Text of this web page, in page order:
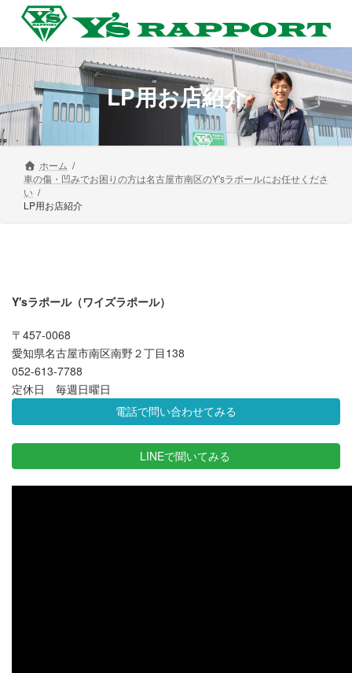
ン
ツ
へ
ス
キ
ッ
プ
ー
シ
ョ
ン
に
移
動
LP用お店紹介
ホーム
車の傷・凹みでお困りの方は名古屋市南区のY'sラポールにお任せくださ
い
LP用お店紹介
Y'sラポール（ワイズラポール）
〒457-0068
愛知県名古屋市南区南野２丁目138
052-613-7788
定休日 毎週日曜日
電話で問い合わせてみる
LINEで聞いてみる